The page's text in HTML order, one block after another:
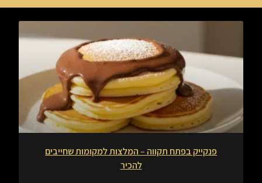
פנקייק בפתח תקווה – המלצות למקומות שחייבים
להכיר